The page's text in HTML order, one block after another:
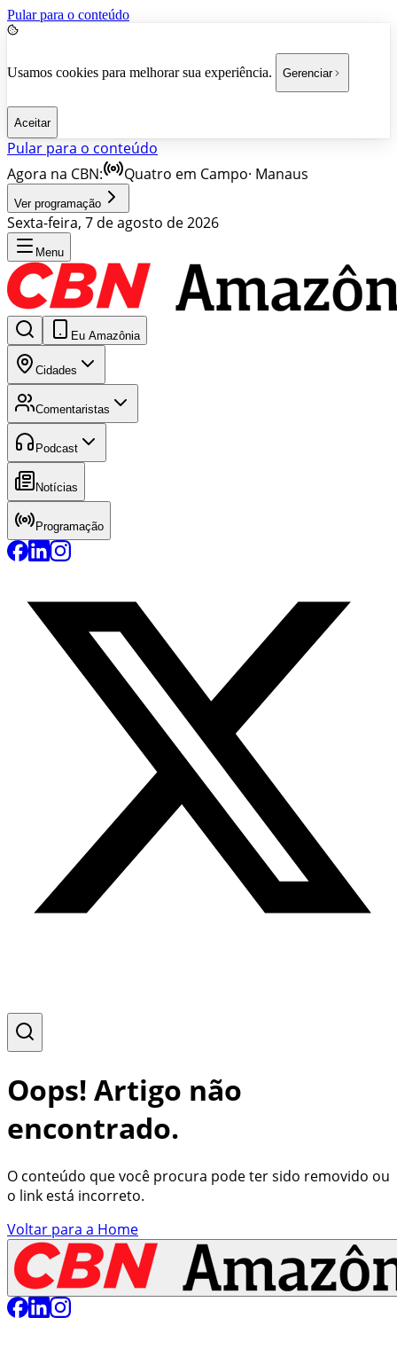
Pular para o conteúdo
Usamos cookies para melhorar sua experiência. Gerenciar
Aceitar
Pular para o conteúdo
Agora na CBN:
Quatro em Campo· Manaus
Ver programação
Sexta-feira, 7 de agosto de 2026
Menu
Eu Amazônia
Cidades
Comentaristas
Podcast
Notícias
Programação
Oops! Artigo não
encontrado.
O conteúdo que você procura pode ter sido removido ou
o link está incorreto.
Voltar para a Home